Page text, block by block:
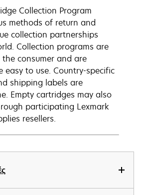
Collection Program
methods of return and
collection partnerships
Collection programs are
consumer and are
easy to use. Country-specific
shipping labels are
Empty cartridges may also
participating Lexmark
resellers.